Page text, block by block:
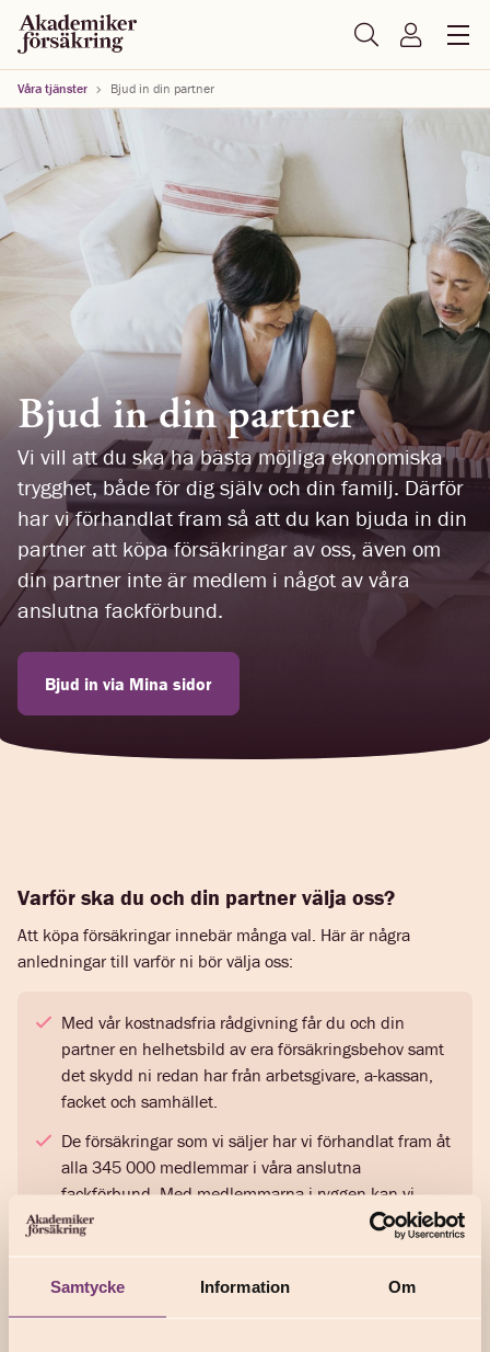
Samtycke Information Om
Våra tjänster Bjud in din partner
Bjud in din partner
Vi vill att du ska ha bästa möjliga ekonomiska
trygghet, både för dig själv och din familj. Därför
har vi förhandlat fram så att du kan bjuda in din
partner att köpa försäkringar av oss, även om
din partner inte är medlem i något av våra
anslutna fackförbund.
Bjud in via Mina sidor
Varför ska du och din partner välja oss?
Att köpa försäkringar innebär många val. Här är några
anledningar till varför ni bör välja oss:
Med vår kostnadsfria rådgivning får du och din
partner en helhetsbild av era försäkringsbehov samt
det skydd ni redan har från arbetsgivare, a-kassan,
facket och samhället.
De försäkringar som vi säljer har vi förhandlat fram åt
alla 345 000 medlemmar i våra anslutna
fackförbund. Med medlemmarna i ryggen kan vi
ställa krav på försäkringsbolagen och erbjuda
Våra rådgivare arbetar på uppdrag av dig, och
rådgivningen ingår i medlemskapet i ditt